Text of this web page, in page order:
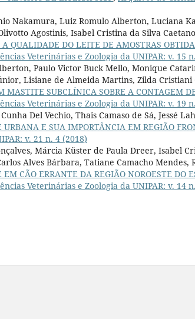
Nakamura, Luiz Romulo Alberton, Luciana
Agostinis, Isabel Cristina da Silva
QUALIDADE DO LEITE DE AMOSTRAS
Veterinárias e Zoologia da UNIPAR: v. 15
Paulo Victor Buck Mello, Monique
Lisiane de Almeida Martins, Zilda Cristiani
MASTITE SUBCLÍNICA SOBRE A CONTAGEM
Veterinárias e Zoologia da UNIPAR: v. 19
Del Vechio, Thais Camaso de Sá, Jessé
URBANA E SUA IMPORTÂNCIA EM REGIÃO
v. 21 n. 4 (2018)
Márcia Küster de Paula Dreer, Isabel
Alves Bárbara, Tatiane Camacho Mendes,
EM CÃO ERRANTE DA REGIÃO NOROESTE DO
Veterinárias e Zoologia da UNIPAR: v. 14